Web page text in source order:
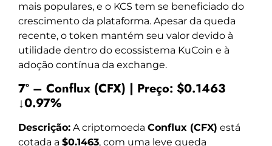
mais populares, e o KCS tem se beneficiado do
crescimento da plataforma. Apesar da queda
recente, o token mantém seu valor devido à
utilidade dentro do ecossistema KuCoin e à
adoção contínua da exchange.
7º – Conflux (CFX) | Preço: $0.1463
↓0.97%
Descrição: A criptomoeda Conflux (CFX) está
cotada a $0.1463, com uma leve queda